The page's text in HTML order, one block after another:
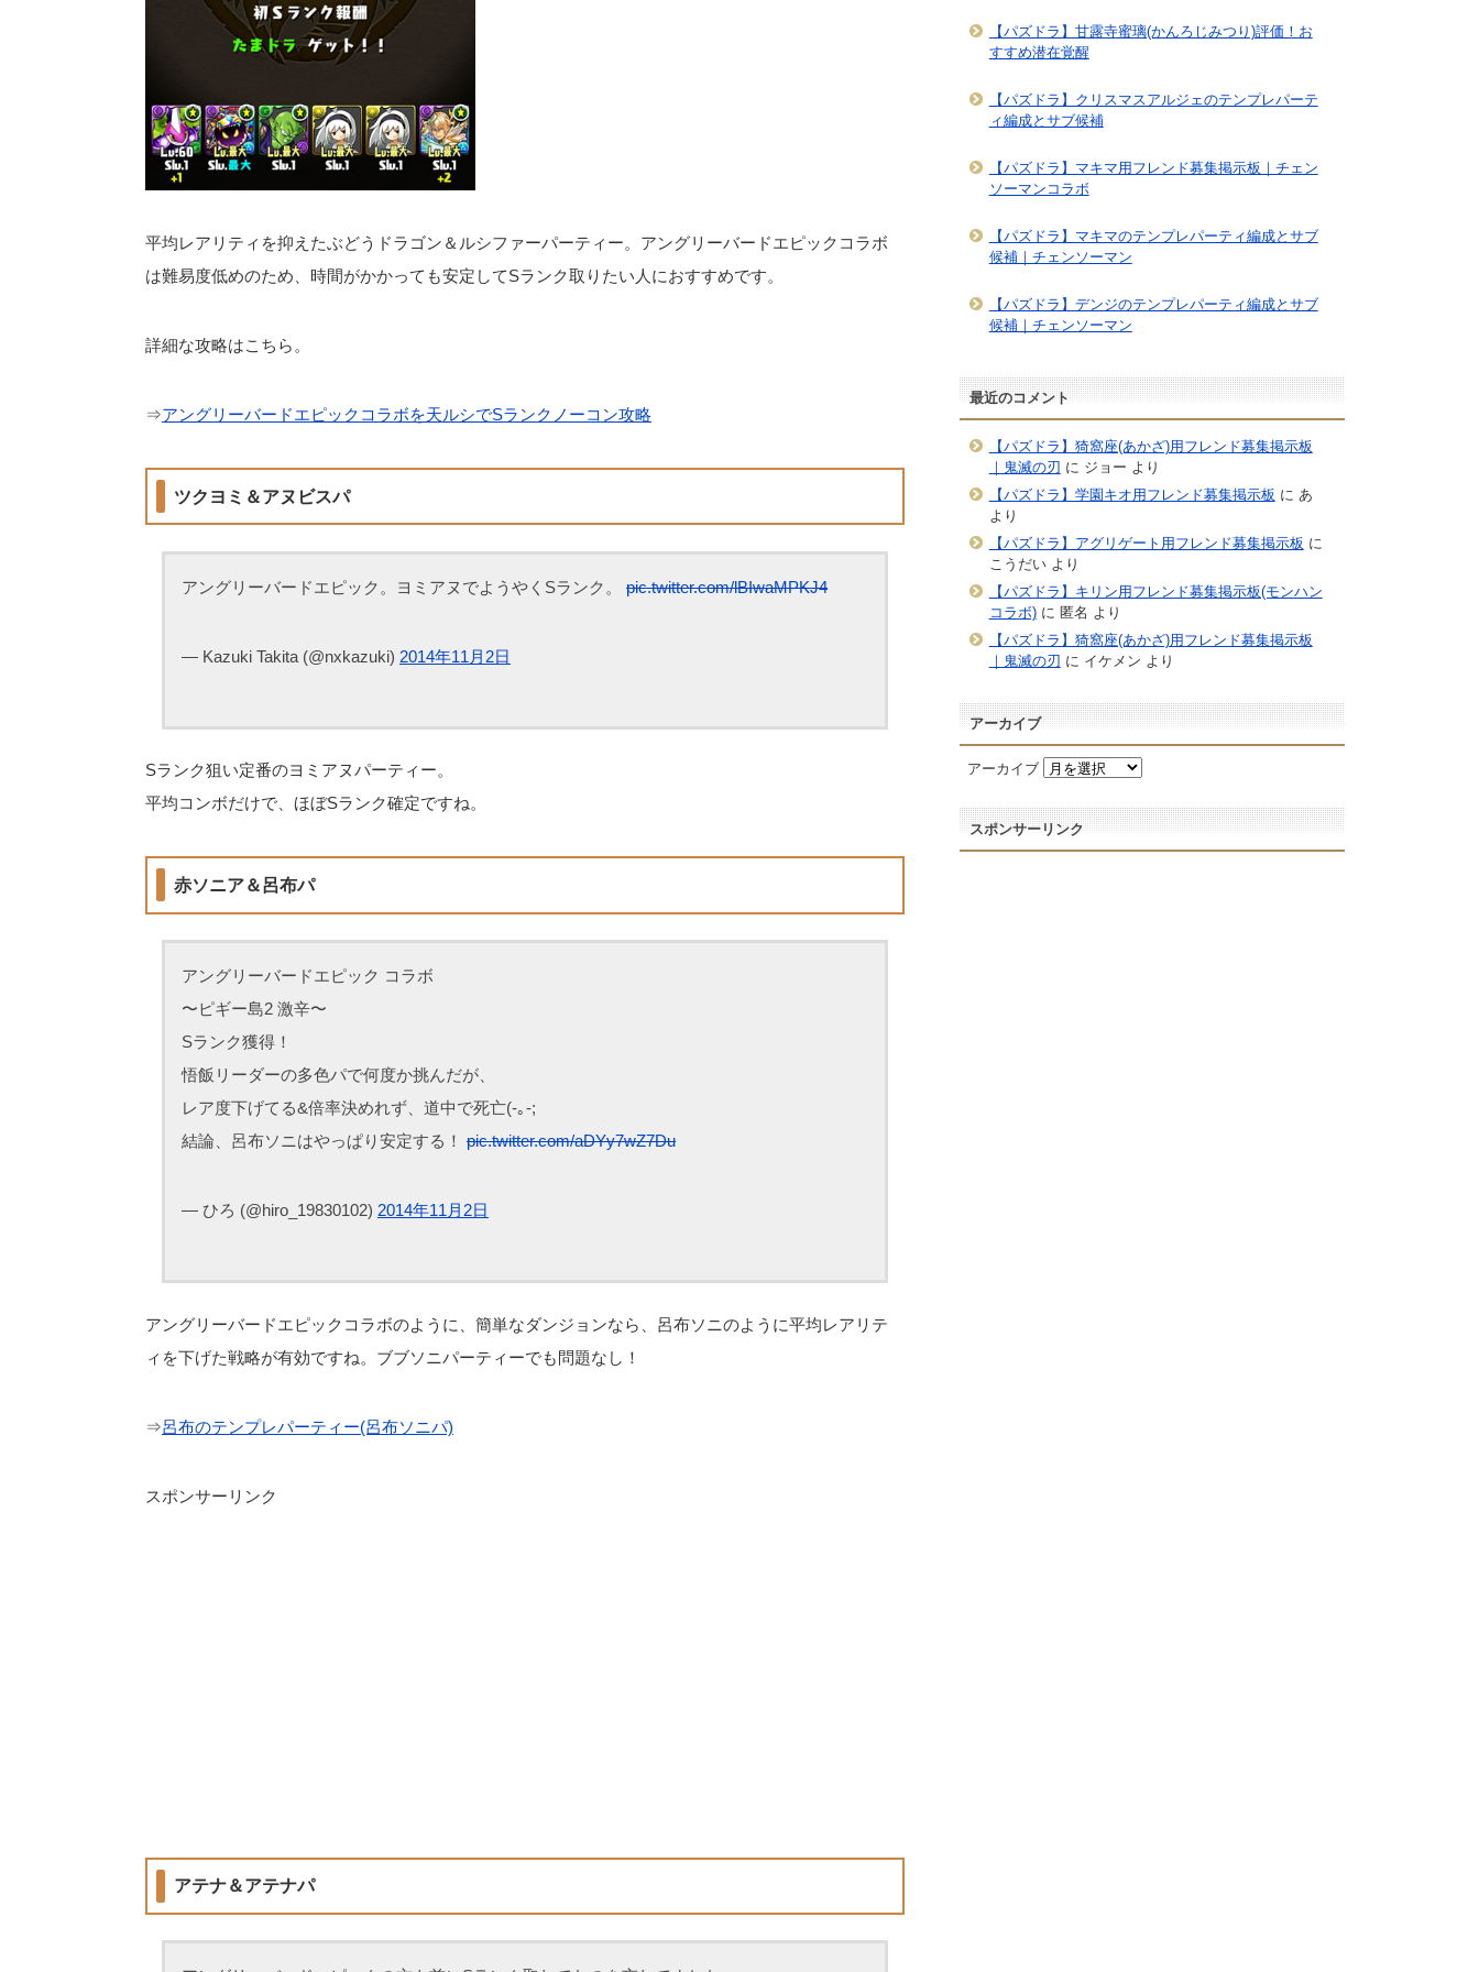
平均レアリティを抑えたぶどうドラゴン＆ルシファーパーティー。アングリーバードエピックコラボ
は難易度低めのため、時間がかかっても安定してSランク取りたい人におすすめです。
詳細な攻略はこちら。
⇒アングリーバードエピックコラボを天ルシでSランクノーコン攻略
ツクヨミ＆アヌビスパ
アングリーバードエピック。ヨミアヌでようやくSランク。 pic.twitter.com/lBIwaMPKJ4
— Kazuki Takita (@nxkazuki) 2014年11月2日
Sランク狙い定番のヨミアヌパーティー。
平均コンボだけで、ほぼSランク確定ですね。
赤ソニア＆呂布パ
アングリーバードエピック コラボ
〜ピギー島2 激辛〜
Sランク獲得！
悟飯リーダーの多色パで何度か挑んだが、
レア度下げてる&倍率決めれず、道中で死亡(-｡-;
結論、呂布ソニはやっぱり安定する！ pic.twitter.com/aDYy7wZ7Du
— ひろ (@hiro_19830102) 2014年11月2日
アングリーバードエピックコラボのように、簡単なダンジョンなら、呂布ソニのように平均レアリテ
ィを下げた戦略が有効ですね。ブブソニパーティーでも問題なし！
⇒呂布のテンプレパーティー(呂布ソニパ)
スポンサーリンク
アテナ＆アテナパ
【パズドラ】甘露寺蜜璃(かんろじみつり)評価！お
すすめ潜在覚醒
【パズドラ】クリスマスアルジェのテンプレパーテ
ィ編成とサブ候補
【パズドラ】マキマ用フレンド募集掲示板｜チェン
ソーマンコラボ
【パズドラ】マキマのテンプレパーティ編成とサブ
候補｜チェンソーマン
【パズドラ】デンジのテンプレパーティ編成とサブ
候補｜チェンソーマン
最近のコメント
【パズドラ】猗窩座(あかざ)用フレンド募集掲示板
｜鬼滅の刃 に ジョー より
【パズドラ】学園キオ用フレンド募集掲示板 に あ
より
【パズドラ】アグリゲート用フレンド募集掲示板 に
こうだいより
【パズドラ】キリン用フレンド募集掲示板(モンハン
コラボ)に 匿名 より
【パズドラ】猗窩座(あかざ)用フレンド募集掲示板
｜鬼滅の刃 に イケメン より
アーカイブ
アーカイブ
スポンサーリンク